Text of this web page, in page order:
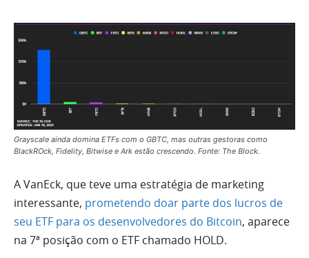
Grayscale ainda domina ETFs com o GBTC, mas outras gestoras como
BlackROck, Fidelity, Bitwise e Ark estão crescendo. Fonte: The Block.
A VanEck, que teve uma estratégia de marketing
interessante, prometendo doar parte dos lucros de
seu ETF para os desenvolvedores do Bitcoin, aparece
na 7ª posição com o ETF chamado HOLD.